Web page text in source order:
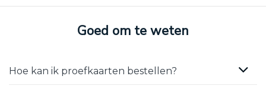
Goed om te weten
Hoe kan ik proefkaarten bestellen?